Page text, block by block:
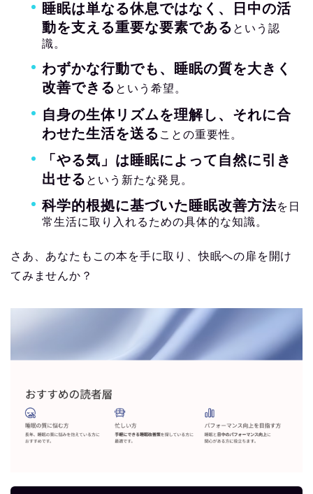
睡眠は単なる休息ではなく、日中の活
動を支える重要な要素である という認
識。
わずかな行動でも、睡眠の質を大きく
改善できる という希望。
自身の生体リズムを理解し、それに合
わせた生活を送る ことの重要性。
「やる気」は睡眠によって自然に引き
出せる という新たな発見。
科学的根拠に基づいた睡眠改善方法を日
常生活に取り入れるための具体的な知識。
さあ、あなたもこの本を手に取り、快眠への扉を開け
てみませんか？